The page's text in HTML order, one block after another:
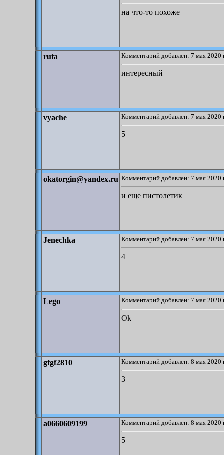
на что-то похоже
ruta Комментарий добавлен: 7 мая 2020
интересный
vyache Комментарий добавлен: 7 мая 2020
5
okatorgin@yandex.ru Комментарий добавлен: 7 мая 2020
и еще пистолетик
Jenechka Комментарий добавлен: 7 мая 2020
4
Lego Комментарий добавлен: 7 мая 2020
Ok
gfgf2810 Комментарий добавлен: 8 мая 2020
3
a0660609199 Комментарий добавлен: 8 мая 2020
5